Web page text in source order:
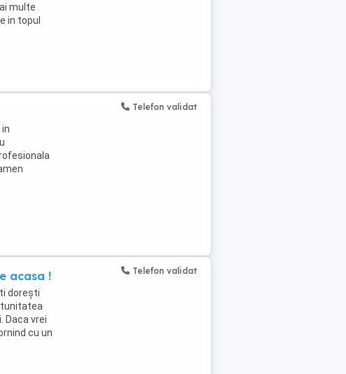
multe
in topul
Telefon validat
acasa !
dorești
Daca vrei
cu un
Telefon validat